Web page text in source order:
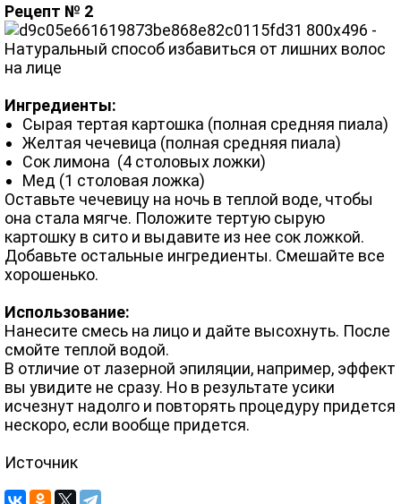
Рецепт № 2
Ингредиенты:
Сырая тертая картошка (полная средняя пиала)
Желтая чечевица (полная средняя пиала)
Сок лимона (4 столовых ложки)
Мед (1 столовая ложка)
Оставьте чечевицу на ночь в теплой воде, чтобы
она стала мягче. Положите тертую сырую
картошку в сито и выдавите из нее сок ложкой.
Добавьте остальные ингредиенты. Смешайте все
хорошенько.
Использование:
Нанесите смесь на лицо и дайте высохнуть. После
смойте теплой водой.
В отличие от лазерной эпиляции, например, эффект
вы увидите не сразу. Но в результате усики
исчезнут надолго и повторять процедуру придется
нескоро, если вообще придется.
Источник